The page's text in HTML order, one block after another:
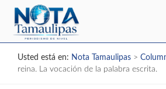
Usted está en: Nota Tamaulipas >
reina. La vocación de la palabra escrita.